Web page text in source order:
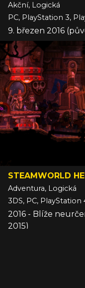
Akční, Logická
9. březen 2016
STEAMWORLD
Adventura, Logická
3DS, PC, PlayStation
2016 - Blíže
2015)